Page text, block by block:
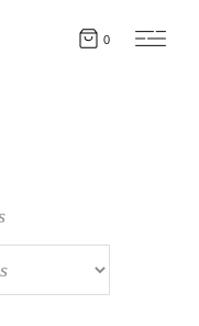
0
los
últimos